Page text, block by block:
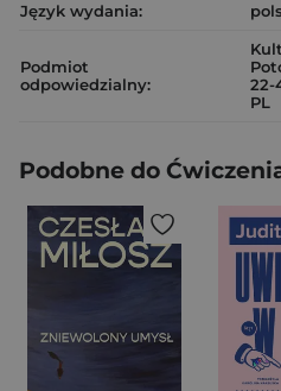
Język wydania:
Podmiot
odpowiedzialny:
22-
PL
Podobne do